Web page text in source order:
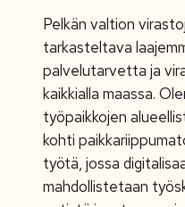
Pelkän valtion
tarkasteltava
palvelutarvetta ja
kaikkialla maassa.
työpaikkojen
kohti
työtä, jossa
mahdollistetaan